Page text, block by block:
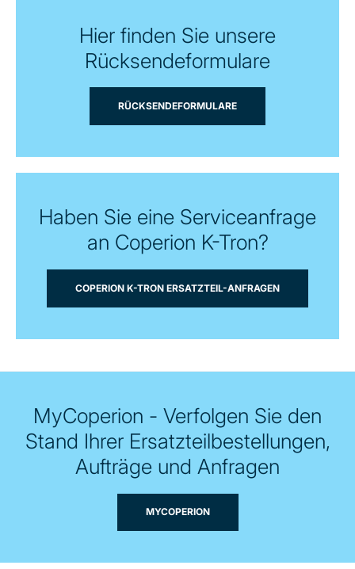
Hier finden Sie unsere
Rücksendeformulare
RÜCKSENDEFORMULARE
Haben Sie eine Serviceanfrage
an Coperion K-Tron?
COPERION K-TRON ERSATZTEIL-ANFRAGEN
MyCoperion - Verfolgen Sie den
Stand Ihrer Ersatzteilbestellungen,
Aufträge und Anfragen
MYCOPERION